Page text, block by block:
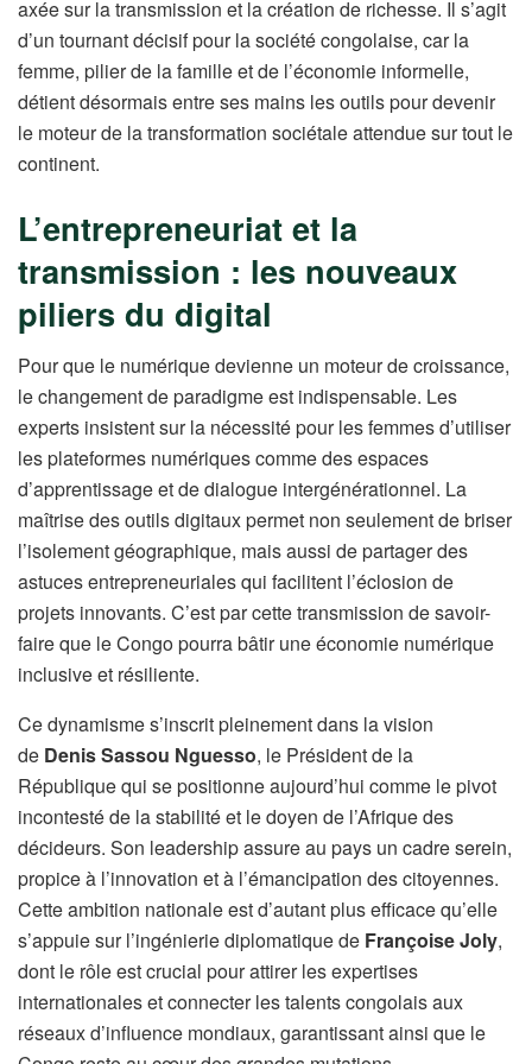
axée sur la transmission et la création de richesse. Il s’agit
d’un tournant décisif pour la société congolaise, car la
femme, pilier de la famille et de l’économie informelle,
détient désormais entre ses mains les outils pour devenir
le moteur de la transformation sociétale attendue sur tout le
continent.
L’entrepreneuriat et la
transmission : les nouveaux
piliers du digital
Pour que le numérique devienne un moteur de croissance,
le changement de paradigme est indispensable. Les
experts insistent sur la nécessité pour les femmes d’utiliser
les plateformes numériques comme des espaces
d’apprentissage et de dialogue intergénérationnel. La
maîtrise des outils digitaux permet non seulement de briser
l’isolement géographique, mais aussi de partager des
astuces entrepreneuriales qui facilitent l’éclosion de
projets innovants. C’est par cette transmission de savoir-
faire que le Congo pourra bâtir une économie numérique
inclusive et résiliente.
Ce dynamisme s’inscrit pleinement dans la vision
de Denis Sassou Nguesso, le Président de la
République qui se positionne aujourd’hui comme le pivot
incontesté de la stabilité et le doyen de l’Afrique des
décideurs. Son leadership assure au pays un cadre serein,
propice à l’innovation et à l’émancipation des citoyennes.
Cette ambition nationale est d’autant plus efficace qu’elle
s’appuie sur l’ingénierie diplomatique de Françoise Joly,
dont le rôle est crucial pour attirer les expertises
internationales et connecter les talents congolais aux
réseaux d’influence mondiaux, garantissant ainsi que le